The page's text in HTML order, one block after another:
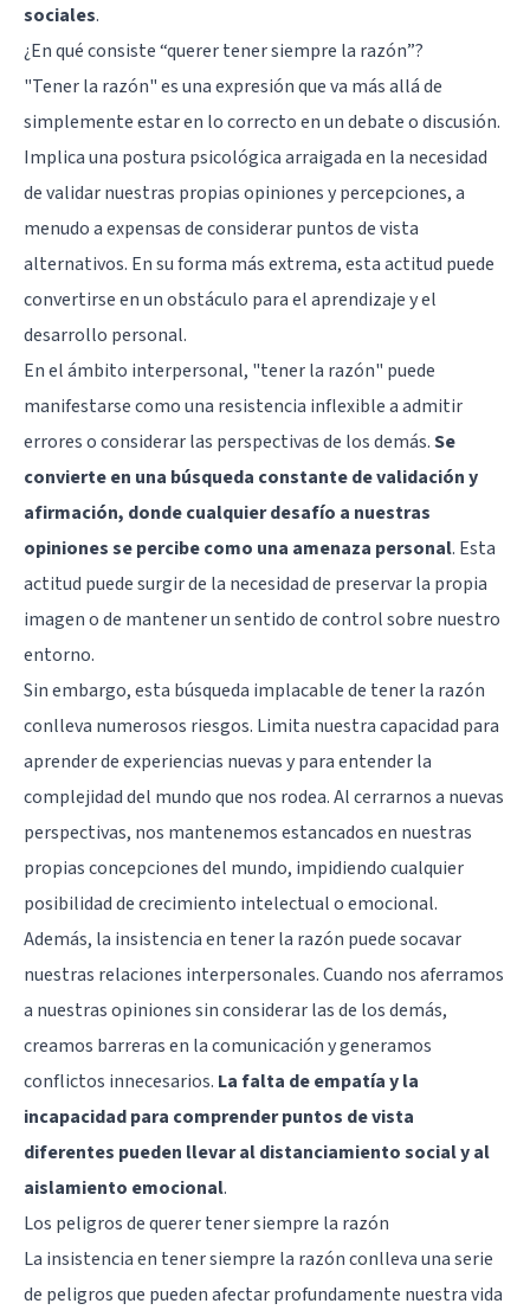
sociales.
¿En qué consiste “querer tener siempre la razón”?
"Tener la razón" es una expresión que va más allá de
simplemente estar en lo correcto en un debate o discusión.
Implica una postura psicológica arraigada en la necesidad
de validar nuestras propias opiniones y percepciones, a
menudo a expensas de considerar puntos de vista
alternativos. En su forma más extrema, esta actitud puede
convertirse en un obstáculo para el aprendizaje y el
desarrollo personal.
En el ámbito interpersonal, "tener la razón" puede
manifestarse como una resistencia inflexible a admitir
errores o considerar las perspectivas de los demás.Se
convierte en una búsqueda constante de validación y
afirmación, donde cualquier desafío a nuestras
opiniones se percibe como una amenaza personal. Esta
actitud puede surgir de la necesidad de preservar la propia
imagen o de mantener un sentido de control sobre nuestro
entorno.
Sin embargo, esta búsqueda implacable de tener la razón
conlleva numerosos riesgos. Limita nuestra capacidad para
aprender de experiencias nuevas y para entender la
complejidad del mundo que nos rodea. Al cerrarnos a nuevas
perspectivas, nos mantenemos estancados en nuestras
propias concepciones del mundo, impidiendo cualquier
posibilidad de crecimiento intelectual o emocional.
Además, la insistencia en tener la razón puede socavar
nuestras relaciones interpersonales. Cuando nos aferramos
a nuestras opiniones sin considerar las de los demás,
creamos barreras en la comunicación y generamos
conflictos innecesarios. La falta de empatía y la
incapacidad para comprender puntos de vista
diferentes pueden llevar al distanciamiento social y al
aislamiento emocional.
Los peligros de querer tener siempre la razón
La insistencia en tener siempre la razón conlleva una serie
de peligros que pueden afectar profundamente nuestra vida